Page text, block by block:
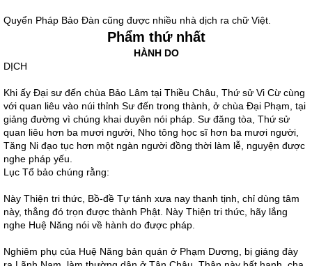
Quyển Pháp Bảo Đàn cũng được nhiều nhà dịch ra chữ Việt.
Phẩm thứ nhất
HÀNH DO
DỊCH
Khi ấy Đại sư đến chùa Bảo Lâm tại Thiều Châu, Thứ sử Vi Cừ cùng
với quan liêu vào núi thỉnh Sư đến trong thành, ở chùa Đại Phạm, tại
giảng đường vì chúng khai duyên nói pháp. Sư đăng tòa, Thứ sử
quan liêu hơn ba mươi người, Nho tông học sĩ hơn ba mươi người,
Tăng Ni đạo tục hơn một ngàn người đồng thời làm lễ, nguyện được
nghe pháp yếu.
Lục Tổ bảo chúng rằng:
Này Thiện tri thức, Bồ-đề Tự tánh xưa nay thanh tịnh, chỉ dùng tâm
này, thẳng đó trọn được thành Phật. Này Thiện tri thức, hãy lắng
nghe Huệ Năng nói về hành do được pháp.
Nghiêm phụ của Huệ Năng bản quán ở Phạm Dương, bị giáng đày